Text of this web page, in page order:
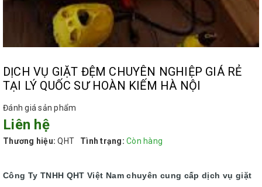
DỊCH VỤ GIẶT ĐỆM CHUYÊN NGHIỆP GIÁ RẺ
TẠI LÝ QUỐC SƯ HOÀN KIẾM HÀ NỘI
Đánh giá sản phẩm
Liên hệ
Thương hiệu: QHT Tình trạng: Còn hàng
Công Ty TNHH QHT Việt Nam chuyên cung cấp dịch vụ giặt